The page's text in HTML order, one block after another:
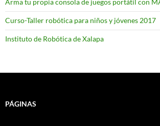
Arma tu propia consola de juegos portátil con
Curso-Taller robótica para niños y jóvenes 2017
Instituto de Robótica de Xalapa
PÁGINAS